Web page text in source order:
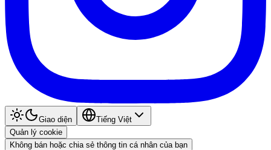
Giao diện
Tiếng Việt
Quản lý cookie
Không bán hoặc chia sẻ thông tin cá nhân của bạn